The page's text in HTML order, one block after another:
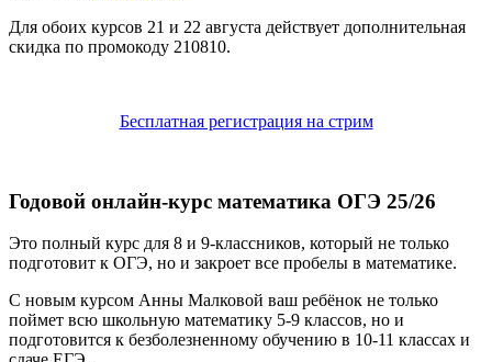
Для обоих курсов 21 и 22 августа действует дополнительная
скидка по промокоду 210810.
Бесплатная регистрация на стрим
Годовой онлайн-курс математика ОГЭ 25/26
Это полный курс для 8 и 9-классников, который не только
подготовит к ОГЭ, но и закроет все пробелы в математике.
С новым курсом Анны Малковой ваш ребёнок не только
поймет всю школьную математику 5-9 классов, но и
подготовится к безболезненному обучению в 10-11 классах и